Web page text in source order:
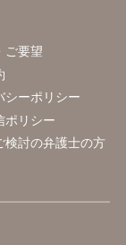
ご要望
シーポリシー
ポリシー
検討の弁護士の方